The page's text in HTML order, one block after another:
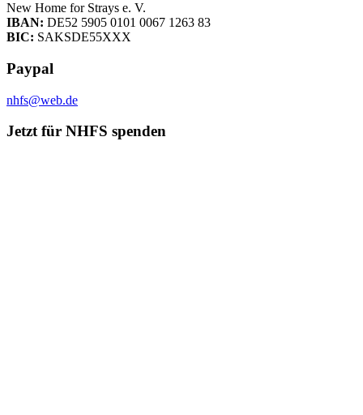
New Home for Strays e. V.
IBAN: DE52 5905 0101 0067 1263 83
BIC: SAKSDE55XXX
Paypal
nhfs@web.de
Jetzt für NHFS spenden